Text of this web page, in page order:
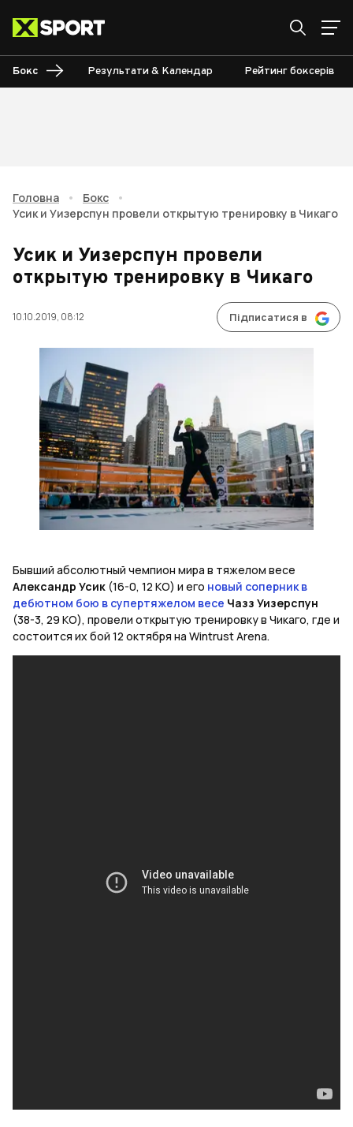
Бокс Результати & Календар Рейтинг боксерів
Головна • Бокс
•
Усик и Уизерспун провели открытую тренировку в Чикаго
Усик и Уизерспун провели
открытую тренировку в Чикаго
10.10.2019, 08:12 Підписатися в
Бывший абсолютный чемпион мира в тяжелом весе
Александр Усик (16-0, 12 КО) и его новый соперник в
дебютном бою в супертяжелом весе Чазз Уизерспун
(38-3, 29 КО), провели открытую тренировку в Чикаго, где и
состоится их бой 12 октября на Wintrust Arena.